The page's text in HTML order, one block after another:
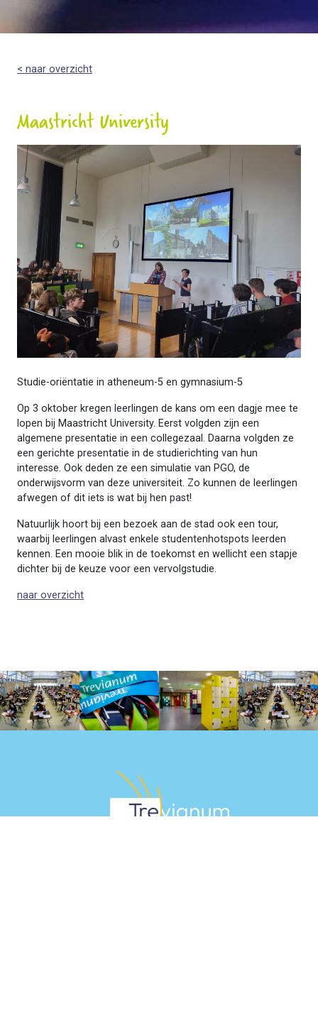
< naar overzicht
Maastricht University
Studie-oriëntatie in atheneum-5 en gymnasium-5
Op 3 oktober kregen leerlingen de kans om een dagje mee te
lopen bij Maastricht University. Eerst volgden zijn een
algemene presentatie in een collegezaal. Daarna volgden ze
een gerichte presentatie in de studierichting van hun
interesse. Ook deden ze een simulatie van PGO, de
onderwijsvorm van deze universiteit. Zo kunnen de leerlingen
afwegen of dit iets is wat bij hen past!
Natuurlijk hoort bij een bezoek aan de stad ook een tour,
waarbij leerlingen alvast enkele studentenhotspots leerden
kennen. Een mooie blik in de toekomst en wellicht een stapje
dichter bij de keuze voor een vervolgstudie.
naar overzicht